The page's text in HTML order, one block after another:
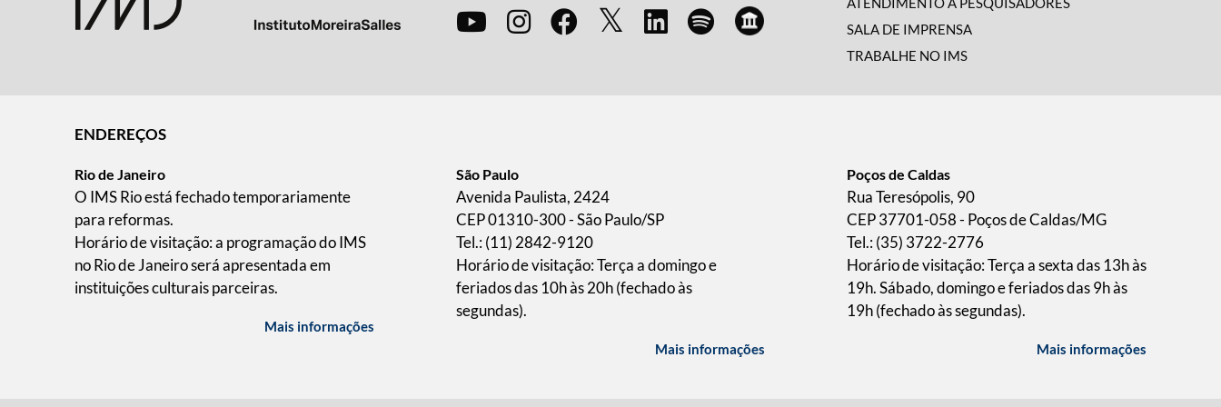
SALA DE IMPRENSA
TRABALHE NO IMS
ENDEREÇOS
Rio de Janeiro
O IMS Rio está fechado temporariamente
para reformas.
Horário de visitação: a programação do IMS
no Rio de Janeiro será apresentada em
instituições culturais parceiras.
Mais informações
São Paulo
Avenida Paulista, 2424
CEP 01310-300 - São Paulo/SP
Tel.: (11) 2842-9120
Horário de visitação: Terça a domingo e
feriados das 10h às 20h (fechado às
segundas).
Mais informações
Poços de Caldas
Rua Teresópolis, 90
CEP 37701-058 - Poços de Caldas/MG
Tel.: (35) 3722-2776
Horário de visitação: Terça a sexta das 13h às
19h. Sábado, domingo e feriados das 9h às
19h (fechado às segundas).
Mais informações